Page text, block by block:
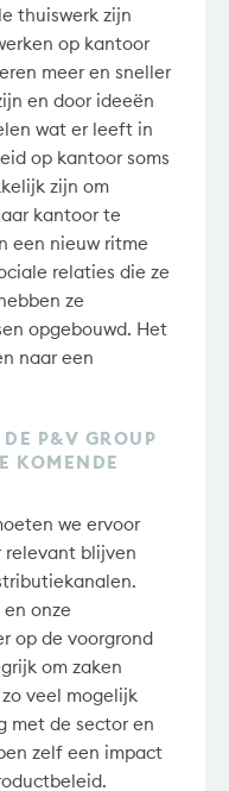
thuiswerk zijn
op kantoor
meer en sneller
en door ideeën
wat er leeft in
op kantoor soms
zijn om
kantoor te
een nieuw ritme
relaties die ze
ze
opgebouwd. Het
naar een
P&V GROUP
KOMENDE
we ervoor
relevant blijven
onze
op de voorgrond
om zaken
veel mogelijk
met de sector en
zelf een impact